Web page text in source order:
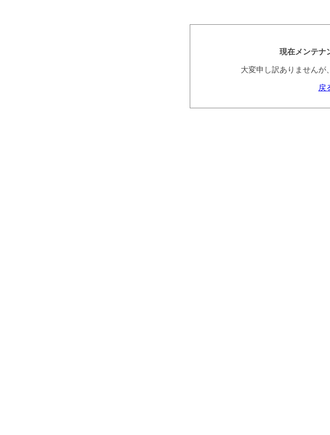
現在メンテナ
大変申し訳ありませんが
戻